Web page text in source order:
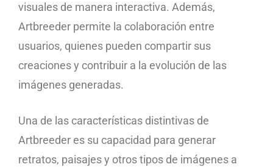
visuales de manera interactiva. Además,
Artbreeder permite la colaboración entre
usuarios, quienes pueden compartir sus
creaciones y contribuir a la evolución de las
imágenes generadas.
Una de las características distintivas de
Artbreeder es su capacidad para generar
retratos, paisajes y otros tipos de imágenes a